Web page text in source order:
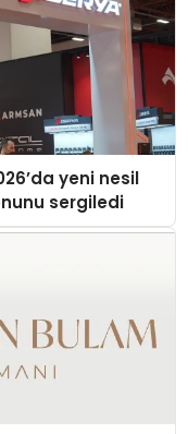
yeni nesil
sergiledi